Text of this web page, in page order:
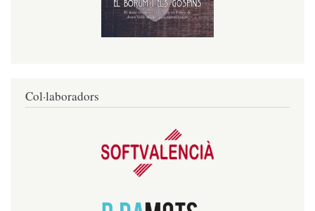
Col·laboradors